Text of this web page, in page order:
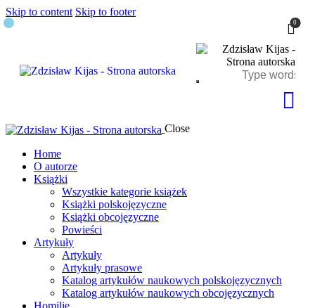
Skip to content Skip to footer
0
Close
Home
O autorze
Książki
Wszystkie kategorie książek
Książki polskojęzyczne
Książki obcojęzyczne
Powieści
Artykuły
Artykuły
Artykuły prasowe
Katalog artykułów naukowych polskojęzycznych
Katalog artykułów naukowych obcojęzycznych
Homilie